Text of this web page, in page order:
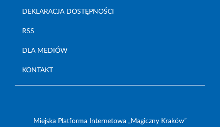
DEKLARACJA DOSTĘPNOŚCI
RSS
DLA MEDIÓW
KONTAKT
Miejska Platforma Internetowa „Magiczny Kraków”